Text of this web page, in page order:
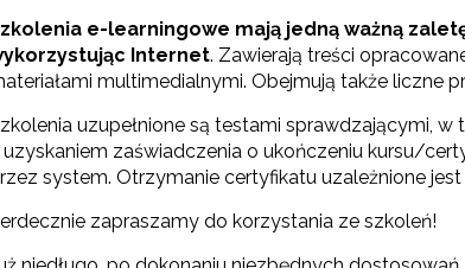
sekcję "Weryfikacja i odbiór produktów projektów
sekcję "Wsparcie nauczycieli w prowadzeniu kształcenia na
sekcję "Wspomaganie szkół w rozwoju"
e-learningowe mają jedną ważną
Internet. Zawierają treści
multimedialnymi. Obejmują także liczne
uzupełnione są testami sprawdzającymi,
uzyskaniem zaświadczenia o ukończeniu kursu/
system. Otrzymanie certyfikatu uzależnione
zapraszamy do korzystania ze szkoleń!